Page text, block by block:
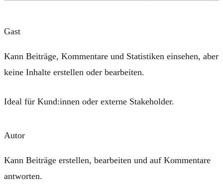
Gast
Kann Beiträge, Kommentare und Statistiken einsehen, aber
keine Inhalte erstellen oder bearbeiten.
Ideal für Kund:innen oder externe Stakeholder.
Autor
Kann Beiträge erstellen, bearbeiten und auf Kommentare
antworten.